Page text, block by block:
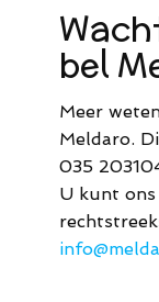
bel
Meer
Meldaro.
035
U kunt